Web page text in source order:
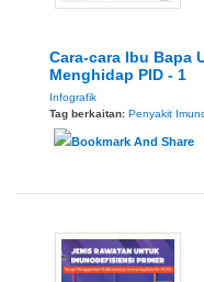
Cara-cara Ibu Bapa
Menghidap PID - 1
Infografik
Tag berkaitan: Penyakit